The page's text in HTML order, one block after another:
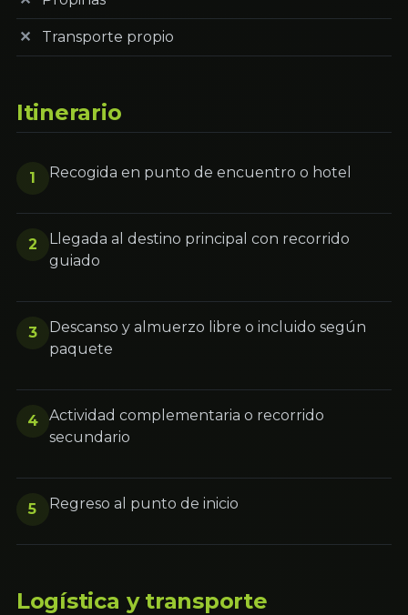
Transporte propio
Itinerario
1 Recogida en punto de encuentro o hotel
2
Llegada al destino principal con recorrido
guiado
3
Descanso y almuerzo libre o incluido según
paquete
4
Actividad complementaria o recorrido
secundario
5 Regreso al punto de inicio
Logística y transporte